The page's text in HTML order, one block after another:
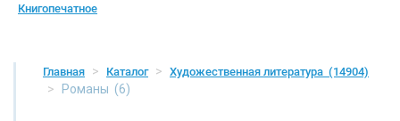
Книгопечатное
Главная Каталог Художественная литература (14904)
Романы (6)